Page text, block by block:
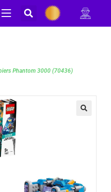
Phantom 3000 (70436)